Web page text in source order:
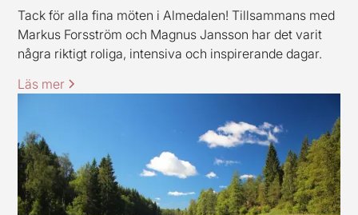
Tack för alla fina möten i Almedalen! Tillsammans med
Markus Forsström och Magnus Jansson har det varit
några riktigt roliga, intensiva och inspirerande dagar.
Läs mer